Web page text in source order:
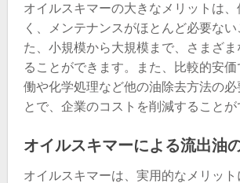
オイルスキマーの大きなメリットは、
く、メンテナンスがほとんど必要ない
た、小規模から大規模まで、さまざ
ることができます。また、比較的安
働や化学処理など他の油除去方法の必
とで、企業のコストを削減することが
オイルスキマーによる流出油
オイルスキマーは、実用的なメリッ